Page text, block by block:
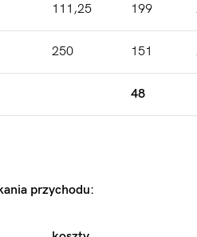
111,25 199
250 151
48
przychodu: